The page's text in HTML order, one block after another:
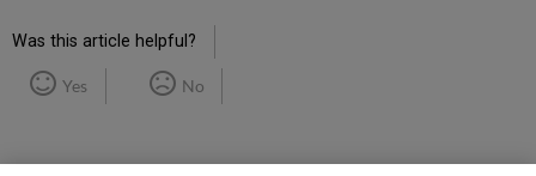
Was this article helpful?
Yes No